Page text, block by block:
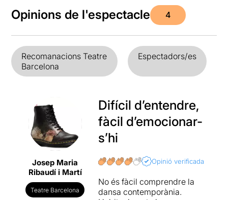
Opinions de l'espectacle 4
Recomanacions Teatre
Barcelona
Espectadors/es
Josep Maria
Ribaudí i Martí
Teatre Barcelona
Difícil d’entendre,
fàcil d’emocionar-
s’hi
Opinió verificada
No és fàcil comprendre la
dansa contemporània.